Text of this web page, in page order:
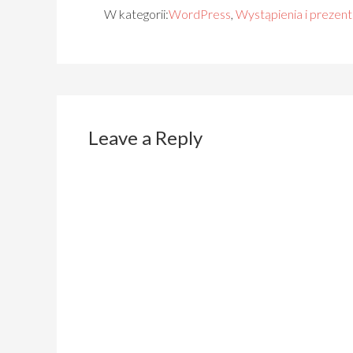
W kategorii:WordPress Wystąpienia i
Leave a Reply